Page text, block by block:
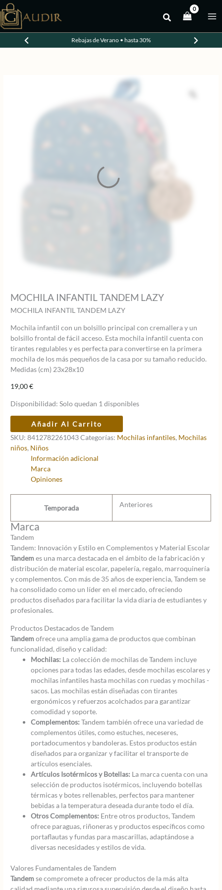
al
contenido
Rebajas de Verano • hasta 30%
MOCHILA INFANTIL TANDEM LAZY
MOCHILA INFANTIL TANDEM LAZY
Mochila infantil con un bolsillo principal con cremallera y un
bolsillo frontal de fácil acceso. Esta mochila infantil cuenta con
tirantes regulables y es perfecta para convertirse en la primera
mochila de los más pequeños de la casa por su tamaño reducido.
Medidas (cm) 23x28x10
19,00€
Disponibilidad: Solo quedan 1 disponibles
MOCHILA
INFANTIL
TANDEM
LAZY
cantidad
Añadir Al Carrito
SKU:8412782261043Categorías: Mochilas infantiles, Mochilas
niños, Niños
Información adicional
Marca
Opiniones
Temporada Anteriores
Marca
Tandem
Tandem: Innovación y Estilo en Complementos y Material Escolar
Tandemes una marca destacada en el ámbito de la fabricación y
distribución de material escolar, papelería, regalo, marroquinería
y complementos. Con más de 35 años de experiencia, Tandem se
ha consolidado como un líder en el mercado, ofreciendo
productos diseñados para facilitar la vida diaria de estudiantes y
profesionales.
Productos Destacados de Tandem
Tandemofrece una amplia gama de productos que combinan
funcionalidad, diseño y calidad:
Mochilas: La colección de mochilas de Tandem incluye
opciones para todas las edades, desde mochilas escolares y
mochilas infantiles hasta mochilas con ruedas y mochilas -
sacos. Las mochilas están diseñadas con tirantes
ergonómicos y refuerzos acolchados para garantizar
comodidad y soporte.
Complementos: Tandem también ofrece una variedad de
complementos útiles, como estuches, neceseres,
portadocumentos y bandoleras. Estos productos están
diseñados para organizar y facilitar el transporte de
artículos esenciales.
Artículos Isotérmicos y Botellas: La marca cuenta con una
selección de productos isotérmicos, incluyendo botellas
térmicas y botes rellenables, perfectos para mantener
bebidas a la temperatura deseada durante todo el día.
Otros Complementos: Entre otros productos, Tandem
ofrece paraguas, riñoneras y productos específicos como
portaflautas y fundas para mascarillas, adaptándose a
diversas necesidades y estilos de vida.
Valores Fundamentales de Tandem
Tandemse compromete a ofrecer productos de la más alta